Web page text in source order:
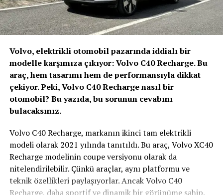
Jazz Crosstar; iddialı ön ızgara tasarımı, çamurluk
kemerindeki siyah kaplamalar ve şık yan eşikler dışında
jantlarla da SUV tarzını yansıtıyor.
Volvo, elektrikli otomobil pazarında iddialı bir
modelle karşımıza çıkıyor: Volvo C40 Recharge. Bu
araç, hem tasarımı hem de performansıyla dikkat
çekiyor. Peki, Volvo C40 Recharge nasıl bir
otomobil? Bu yazıda, bu sorunun cevabını
bulacaksınız.
Volvo C40 Recharge, markanın ikinci tam elektrikli
modeli olarak 2021 yılında tanıtıldı. Bu araç, Volvo XC40
Recharge modelinin coupe versiyonu olarak da
nitelendirilebilir. Çünkü araçlar, aynı platformu ve
teknik özellikleri paylaşıyorlar. Ancak Volvo C40
Recharge, daha sportif ve dinamik bir görünüme sahip.